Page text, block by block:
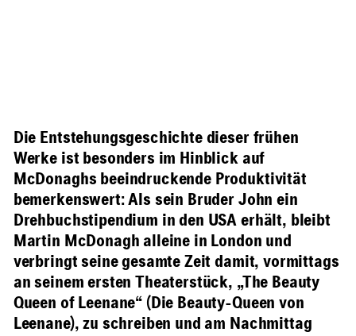
Die Entstehungsgeschichte dieser frühen
Werke ist besonders im Hinblick auf
McDonaghs beeindruckende Produktivität
bemerkenswert: Als sein Bruder John ein
Drehbuchstipendium in den USA erhält, bleibt
Martin McDonagh alleine in London und
verbringt seine gesamte Zeit damit, vormittags
an seinem ersten Theaterstück, „The Beauty
Queen of Leenane“ (Die Beauty-Queen von
Leenane), zu schreiben und am Nachmittag